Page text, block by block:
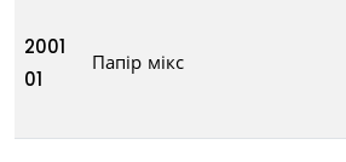
2001
01
Папір мікс